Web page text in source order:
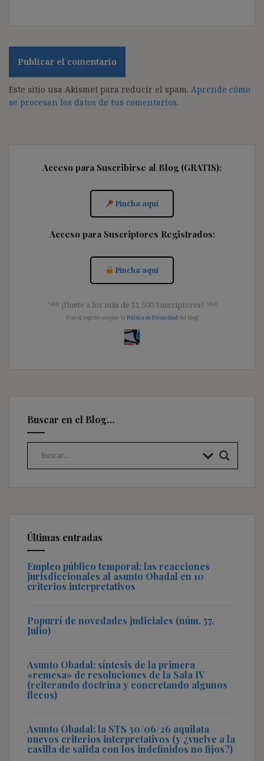
Este sitio usa Akismet para reducir el spam. Aprende cómo
se procesan los datos de tus comentarios.
Acceso para Suscribirse al Blog (GRATIS):
Pincha aquí
Acceso para Suscriptores Registrados:
Pincha aquí
༺ ¡Únete a los más de 11.500 Suscriptores! ༺
[Con el registro aceptas la Política de Privacidad del blog]
Buscar en el Blog…
Últimas entradas
Empleo público temporal: las reacciones
jurisdiccionales al asunto Obadal en 10
criterios interpretativos
Popurrí de novedades judiciales (núm. 57,
Julio)
Asunto Obadal: síntesis de la primera
«remesa» de resoluciones de la Sala IV
(reiterando doctrina y concretando algunos
flecos)
Asunto Obadal: la STS 30/06/26 aquilata
nuevos criterios interpretativos (y ¿vuelve a la
casilla de salida con los indefinidos no fijos?)